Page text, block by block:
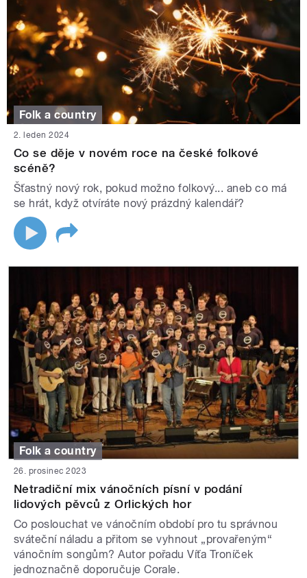
Folk a country
2. leden 2024
Co se děje v novém roce na české folkové
scéně?
Šťastný nový rok, pokud možno folkový... aneb co má
se hrát, když otvíráte nový prázdný kalendář?
Folk a country
26. prosinec 2023
Netradiční mix vánočních písní v podání
lidových pěvců z Orlických hor
Co poslouchat ve vánočním období pro tu správnou
sváteční náladu a přitom se vyhnout „provařeným“
vánočním songům? Autor pořadu Víťa Troníček
jednoznačně doporučuje Corale.